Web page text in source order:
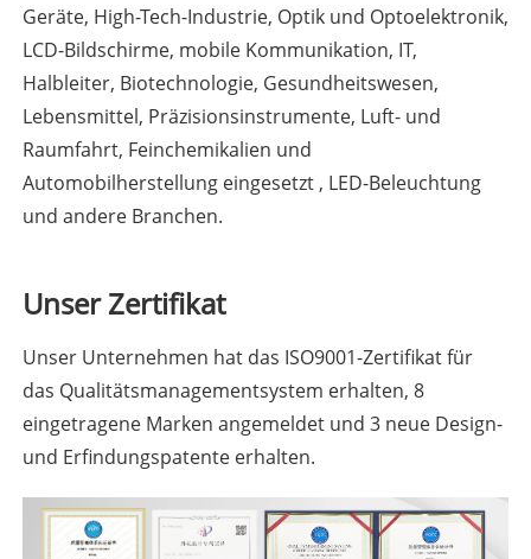
Geräte, High-Tech-Industrie, Optik und Optoelektronik,
LCD-Bildschirme, mobile Kommunikation, IT,
Halbleiter, Biotechnologie, Gesundheitswesen,
Lebensmittel, Präzisionsinstrumente, Luft- und
Raumfahrt, Feinchemikalien und
Automobilherstellung eingesetzt , LED-Beleuchtung
und andere Branchen.
Unser Zertifikat
Unser Unternehmen hat das ISO9001-Zertifikat für
das Qualitätsmanagementsystem erhalten, 8
eingetragene Marken angemeldet und 3 neue Design-
und Erfindungspatente erhalten.